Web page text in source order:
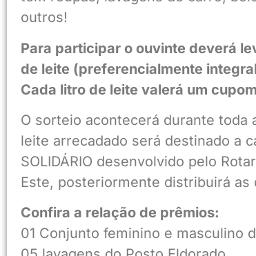
outros!
Para participar o ouvinte deverá
de leite (preferencialmente
Cada litro de leite valerá um
O sorteio acontecerá durante toda
leite arrecadado será destinado a
SOLIDÁRIO desenvolvido pelo
Este, posteriormente distribuirá as
Confira a relação de prêmios:
01 Conjunto feminino e masculino